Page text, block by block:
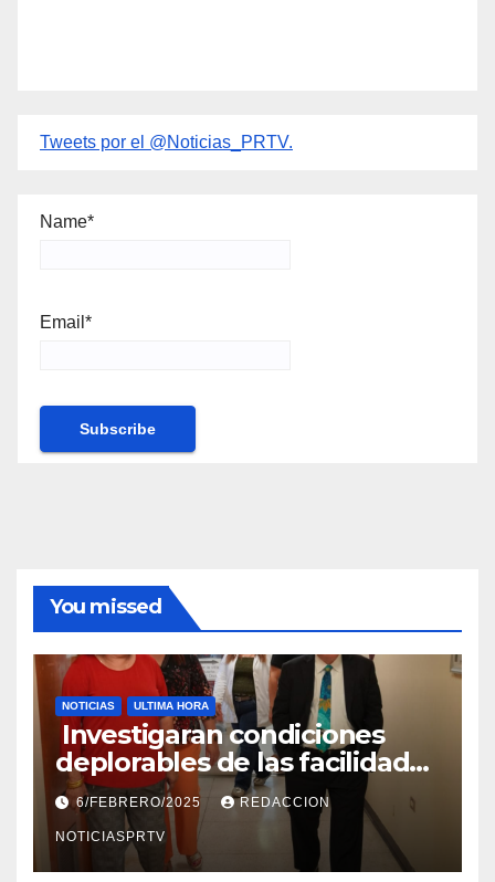
Tweets por el @Noticias_PRTV.
Name*
Email*
You missed
NOTICIAS ULTIMA HORA
Investigaran condiciones
deplorables de las facilidades
el Departamento de la Salud
en Mayagüez
6/FEBRERO/2025 REDACCION
NOTICIASPRTV